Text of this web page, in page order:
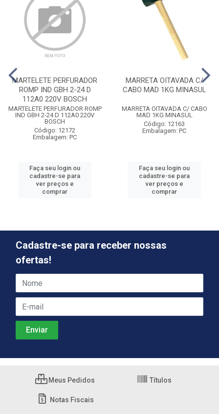
MARTELETE PERFURADOR
ROMP IND GBH 2-24 D
112A0 220V BOSCH
MARTELETE PERFURADOR ROMP
IND GBH 2-24 D 112A0 220V
BOSCH
Código: 12172
Embalagem: PC
Faça seu login ou
cadastre-se para
ver preços e
comprar
MARRETA OITAVADA C/
CABO MAD 1KG MINASUL
MARRETA OITAVADA C/ CABO
MAD 1KG MINASUL
Código: 12163
Embalagem: PC
Faça seu login ou
cadastre-se para
ver preços e
comprar
Cadastre-se para receber nossas
ofertas!
Meus Pedidos Títulos
Notas Fiscais